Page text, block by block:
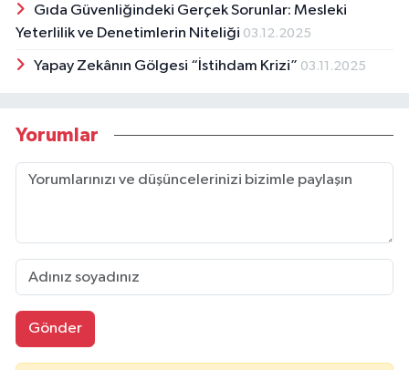
Gıda Güvenliğindeki Gerçek Sorunlar: Mesleki
Yeterlilik ve Denetimlerin Niteliği 03.12.2025
Yapay Zekânın Gölgesi “İstihdam Krizi” 03.11.2025
Yorumlar
Gönder